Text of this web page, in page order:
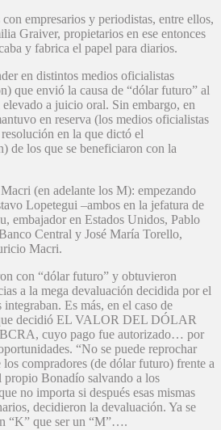
empresarios y periodistas, entre ellos,
Graiver, propietarios en ese entonces
y fabrica el papel para diarios.
en distintos medios oficialistas
que envió la causa de “dólar futuro” al
elevado a juicio oral. Sin embargo, en
en reserva (los medios oficialistas
en la que dictó el
de los que se beneficiaron con la
(en adelante los M): empezando
Lopetegui –ambos en la jefatura de
embajador en Estados Unidos, Pablo
Central y José María Torello,
Macri.
con “dólar futuro” y obtuvieron
a la mega devaluación decidida por el
Es más, en el caso de
decidió EL VALOR DEL DÓLAR
cuyo pago fue autorizado… por
“No se puede reprochar
compradores (de dólar futuro) frente a
propio Bonadío salvando a los
no importa si después esas mismas
decidieron la devaluación. Ya se
“K” que ser un “M”….